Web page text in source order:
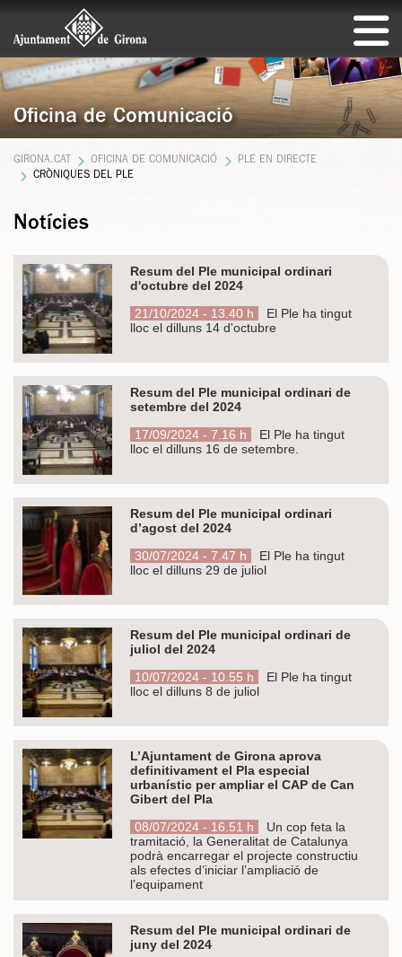
Oficina de Comunicació
GIRONA.CAT OFICINA DE COMUNICACIÓ
PLE EN DIRECTE
CRÒNIQUES DEL PLE
Notícies
Resum del Ple municipal ordinari
d'octubre del 2024
21/10/2024 - 13.40 h
El Ple ha tingut
lloc el dilluns 14 d'octubre
Resum del Ple municipal ordinari de
setembre del 2024
17/09/2024 - 7.16 h
El Ple ha tingut
lloc el dilluns 16 de setembre.
Resum del Ple municipal ordinari
d’agost del 2024
30/07/2024 - 7.47 h
El Ple ha tingut
lloc el dilluns 29 de juliol
Resum del Ple municipal ordinari de
juliol del 2024
10/07/2024 - 10.55 h
El Ple ha tingut
lloc el dilluns 8 de juliol
L’Ajuntament de Girona aprova
definitivament el Pla especial
urbanístic per ampliar el CAP de Can
Gibert del Pla
08/07/2024 - 16.51 h
Un cop feta la
tramitació, la Generalitat de Catalunya
podrà encarregar el projecte constructiu
als efectes d’iniciar l’ampliació de
l’equipament
Resum del Ple municipal ordinari de
juny del 2024